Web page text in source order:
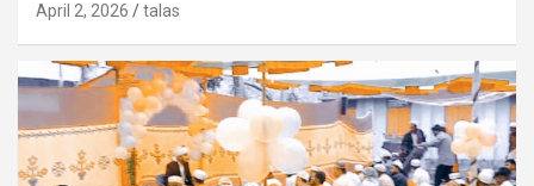
April 2, 2026 talas